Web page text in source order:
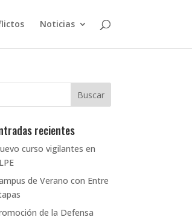
Noticias
recientes
curso vigilantes en
de Verano con Entre
de la Defensa